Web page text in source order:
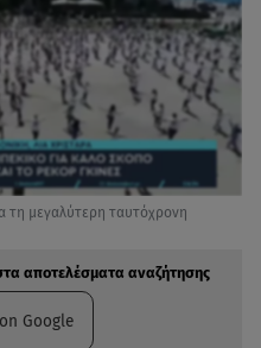
τη μεγαλύτερη ταυτόχρονη
αποτελέσματα αναζήτησης
Google